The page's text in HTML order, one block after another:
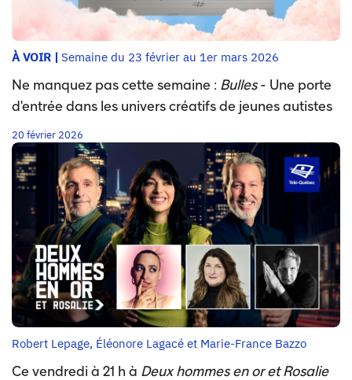
À VOIR | Semaine du 23 février au 1er mars 2026
Ne manquez pas cette semaine : Bulles- Une porte
d'entrée dans les univers créatifs de jeunes autistes
20 février 2026
Robert Lepage, Éléonore Lagacé et Marie-France Bazzo
Ce vendredi à 21 h à Deux hommes en or et Rosalie